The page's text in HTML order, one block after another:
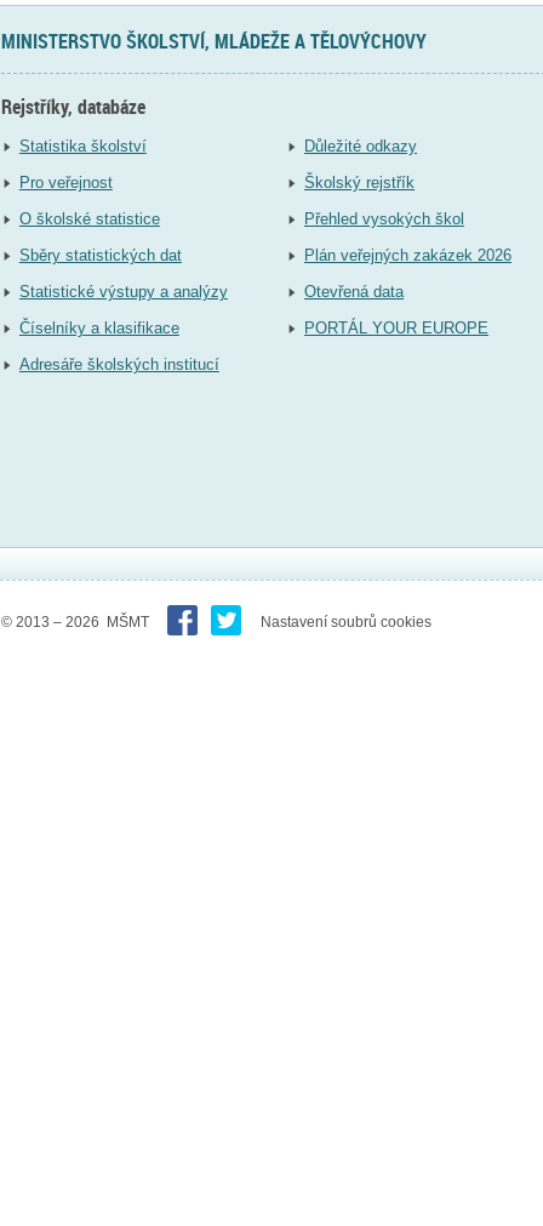
MINISTERSTVO ŠKOLSTVÍ, MLÁDEŽE A TĚLOVÝCHOVY
Rejstříky, databáze
Statistika školství
Pro veřejnost
O školské statistice
Sběry statistických dat
Statistické výstupy a analýzy
Číselníky a klasifikace
Adresáře školských institucí
Důležité odkazy
Školský rejstřík
Přehled vysokých škol
Plán veřejných zakázek 2026
Otevřená data
PORTÁL YOUR EUROPE
© 2013 – 2026 MŠMT Nastavení soubrů cookies